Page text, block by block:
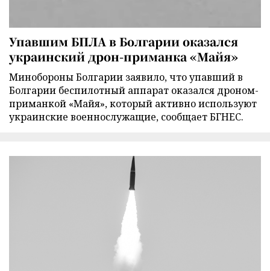
Упавшим БПЛА в Болгарии оказался
украинский дрон-приманка «Майя»
Минобороны Болгарии заявило, что упавший в
Болгарии беспилотный аппарат оказался дроном-
приманкой «Майя», который активно используют
украинские военнослужащие, сообщает БГНЕС.